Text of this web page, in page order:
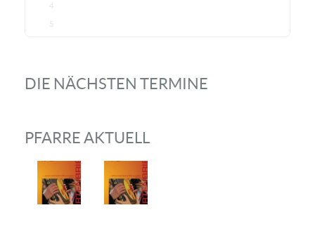
4
5
DIE NÄCHSTEN TERMINE
PFARRE AKTUELL